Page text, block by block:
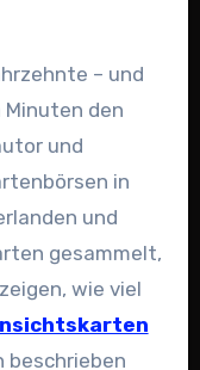
den
und
in
und
gesammelt,
wie viel
beschrieben